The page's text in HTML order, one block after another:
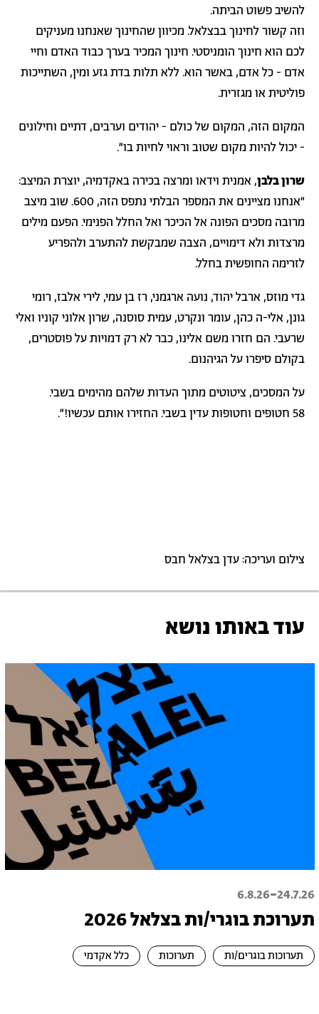
להשיב פשוט הביתה.
וזה קשור לחינוך בבצלאל. מכיוון שהחינוך שאנחנו מעניקים
לכם הוא חינוך הומניסטי. חינוך המכיר בערך כבוד האדם וחיי
אדם - כל אדם, באשר הוא. ללא תלות בדת גזע ומין, השתייכות
פוליטית או מגזרית.
המקום הזה, המקום של כולם - יהודים וערבים, דתיים וחילונים
- יכול להיות מקום שטוב וראוי לחיות בו".
שרון בלבן, אמנית וידאו ומרצה בכירה באקדמיה, יוצרת המיצב:
״אנחנו מציינים את המספר הבלתי נתפס הזה, 600. שוב מיצב
מרובה מסכים הפונה אל הכיכר ואל החלל הפנימי. הפעם מילים
מרצדות ולא דימויים, הצבה שמבקשת להתערב ולהפריע
לזרימה החופשית בחלל.
גדי מוזס, ארבל יהוד, נועה ארגמני, רז בן עמי, לירי אלבז, רומי
גונן, אלי-ה כהן, עומר ונקרט, עמית סוסנה, שרון אלוני קוניו ואלי
שרעבי. הם חזרו משם אלינו, כבר לא רק דמויות על פוסטרים,
בקולם סיפרו על הגיהנום.
על המסכים, ציטוטים מתוך העדות שלהם מהימים בשבי.
58 חטופים וחטופות עדין בשבי. החזירו אותם עכשיו!״.
צילום ועריכה: עדן בצלאל חבס
עוד באותו נושא
24.7.26
-
6.8.26
תערוכת בוגרי/ות בצלאל 2026
תערוכות בוגרים/ות תערוכות כלל אקדמי